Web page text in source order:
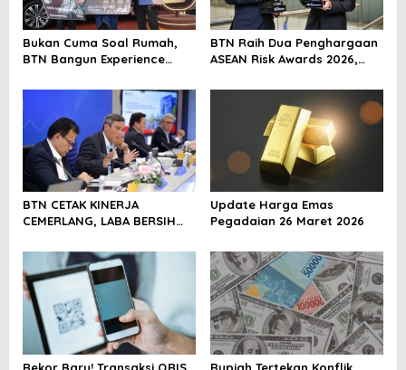
Bukan Cuma Soal Rumah,
BTN Bangun Experience
BTN Raih Dua Penghargaan
ASEAN Risk Awards 2026,
Manajemen Risiko
Berstandar Internasional
Perkuat Pertumbuhan
Berkelanjutan
BTN CETAK KINERJA
CEMERLANG, LABA BERSIH
40,8% DAN NPL TURUN JADI
2,99%
Update Harga Emas
Pegadaian 26 Maret 2026